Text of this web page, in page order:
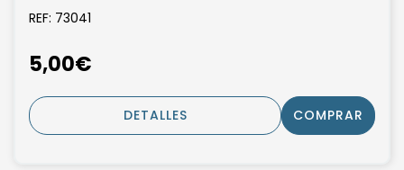
REF: 73041
5,00€
DETALLES COMPRAR